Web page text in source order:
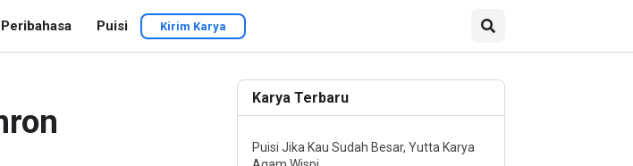
Peribahasa Puisi Kirim Karya
Karya Terbaru
Puisi Jika Kau Sudah Besar, Yutta Karya